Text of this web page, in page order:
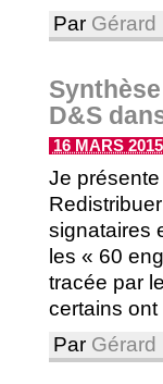
Par Gérard
D&S
16 MARS
Je
signataires
les « 60
tracée par
certains
Par Gérard